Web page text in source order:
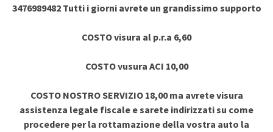
3476989482 Tutti i giorni avrete un grandissimo supporto
COSTO visura al p.r.a 6,60
COSTO vusura ACI 10,00
COSTO NOSTRO SERVIZIO 18,00 ma avrete visura
assistenza legale fiscale e sarete indirizzati su come
procedere per la rottamazione della vostra auto la